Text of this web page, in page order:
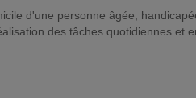
d'une personne âgée,
des tâches quotidiennes et